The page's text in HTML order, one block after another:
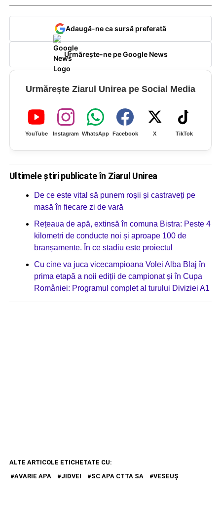
Adaugă-ne ca sursă preferată
Urmărește-ne pe Google News
Urmărește Ziarul Unirea pe Social Media
YouTube Instagram WhatsApp Facebook X TikTok
Ultimele știri publicate în Ziarul Unirea
De ce este vital să punem roșii și castraveți pe
masă în fiecare zi de vară
Rețeaua de apă, extinsă în comuna Bistra: Peste 4
kilometri de conducte noi și aproape 100 de
branșamente. În ce stadiu este proiectul
Cu cine va juca vicecampioana Volei Alba Blaj în
prima etapă a noii ediții de campionat și în Cupa
României: Programul complet al turului Diviziei A1
ALTE ARTICOLE ETICHETATE CU:
AVARIE APA
JIDVEI SC APA CTTA SA VESEUŞ